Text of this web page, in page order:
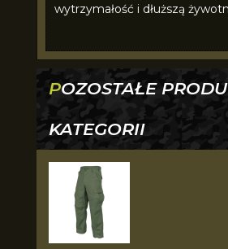
wytrzymałość i dłuższą
POZOSTAŁE PRODUKTY Z
KATEGORII